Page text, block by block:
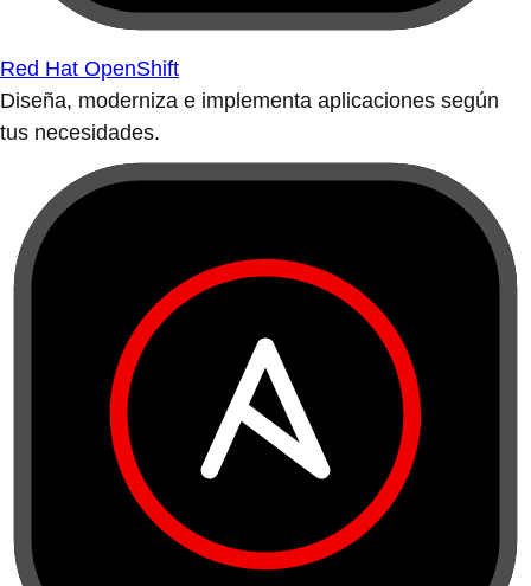
Red Hat OpenShift
Diseña, moderniza e implementa aplicaciones según
tus necesidades.